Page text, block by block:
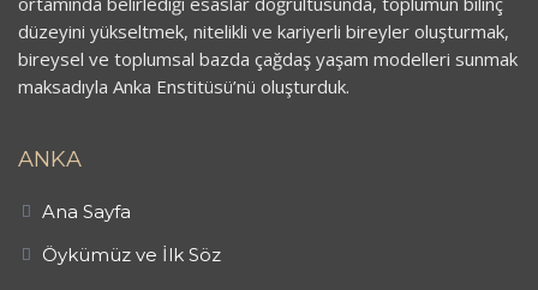
düzeyini yükseltmek, nitelikli ve kariyerli bireyler oluşturmak,
bireysel ve toplumsal bazda çağdaş yaşam modelleri sunmak
maksadıyla Anka Enstitüsü’nü oluşturduk.
ANKA
Ana Sayfa
Öykümüz ve İlk Söz